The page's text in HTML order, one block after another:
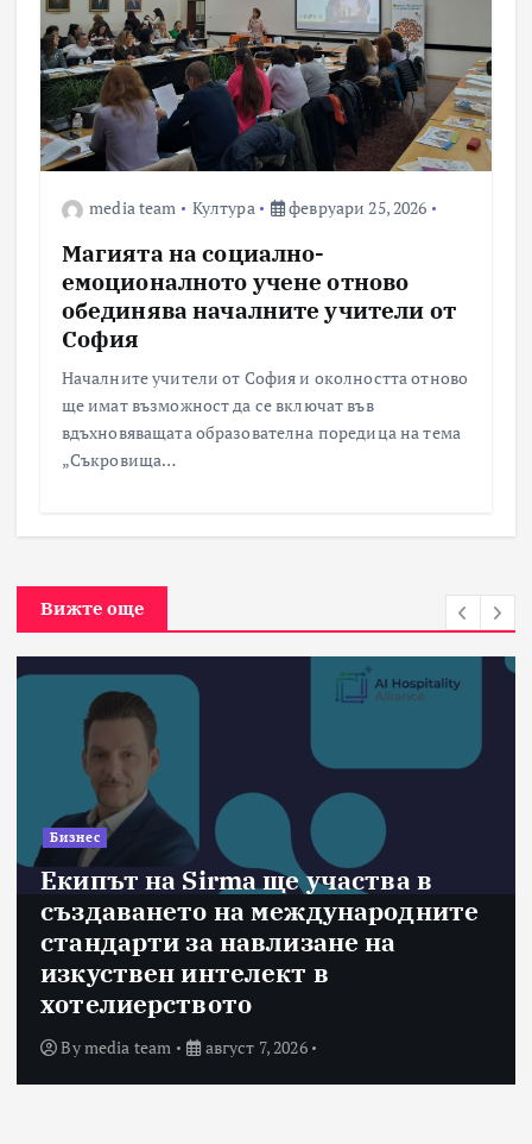
media team Култура февруари 25, 2026
Магията на социално-
емоционалното учене отново
обединява началните учители от
София
Началните учители от София и околността отново
ще имат възможност да се включат във
вдъхновяващата образователна поредица на тема
„Съкровища…
Вижте още
Бизнес
Екипът на Sirma ще участва в
създаването на международните
стандарти за навлизане на
изкуствен интелект в
хотелиерството
Bymedia team август 7, 2026